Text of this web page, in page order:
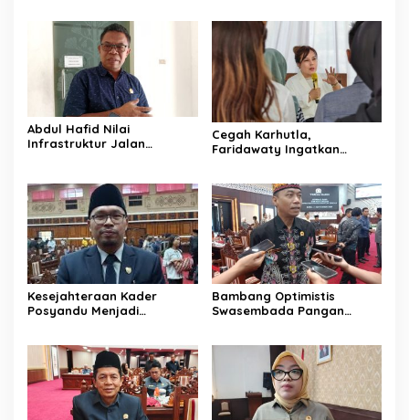
Abdul Hafid Nilai
Infrastruktur Jalan
Pedesaan
Cegah Karhutla,
Faridawaty Ingatkan
Kesejahteraan Kader
Posyandu Menjadi
Bambang Optimistis
Swasembada Pangan